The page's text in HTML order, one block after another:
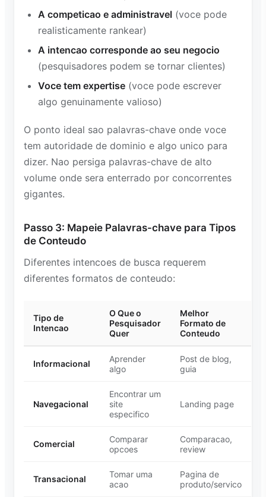
A competicao e administravel (voce pode
realisticamente rankear)
A intencao corresponde ao seu negocio
(pesquisadores podem se tornar clientes)
Voce tem expertise (voce pode escrever
algo genuinamente valioso)
O ponto ideal sao palavras-chave onde voce
tem autoridade de dominio e algo unico para
dizer. Nao persiga palavras-chave de alto
volume onde sera enterrado por concorrentes
gigantes.
Passo 3: Mapeie Palavras-chave para Tipos
de Conteudo
Diferentes intencoes de busca requerem
diferentes formatos de conteudo:
Tipo de
Intencao
O Que o
Pesquisador
Quer
Melhor
Formato de
Conteudo
Informacional
Aprender
algo
Post de blog,
guia
Navegacional
Encontrar um
site
especifico
Landing page
Comercial
Comparar
opcoes
Comparacao,
review
Transacional
Tomar uma
acao
Pagina de
produto/servico